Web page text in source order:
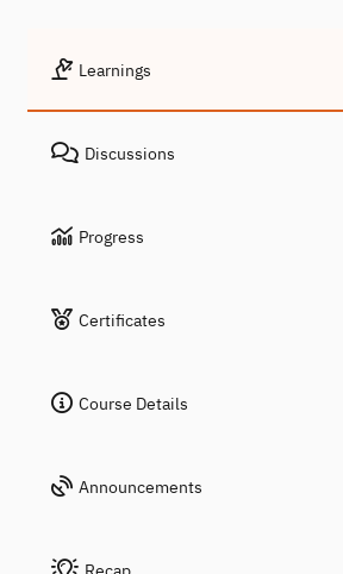
Learnings
Discussions
Progress
Certificates
Course Details
Announcements